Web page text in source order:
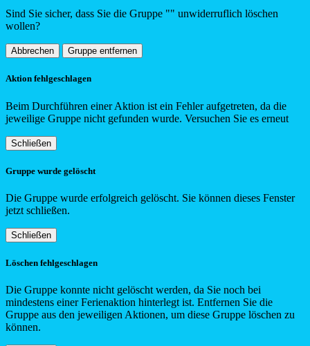
Sind Sie sicher, dass Sie die Gruppe "" unwiderruflich löschen
wollen?
Abbrechen Gruppe entfernen
Aktion fehlgeschlagen
Beim Durchführen einer Aktion ist ein Fehler aufgetreten, da die
jeweilige Gruppe nicht gefunden wurde. Versuchen Sie es erneut
Schließen
Gruppe wurde gelöscht
Die Gruppe wurde erfolgreich gelöscht. Sie können dieses Fenster
jetzt schließen.
Schließen
Löschen fehlgeschlagen
Die Gruppe konnte nicht gelöscht werden, da Sie noch bei
mindestens einer Ferienaktion hinterlegt ist. Entfernen Sie die
Gruppe aus den jeweiligen Aktionen, um diese Gruppe löschen zu
können.